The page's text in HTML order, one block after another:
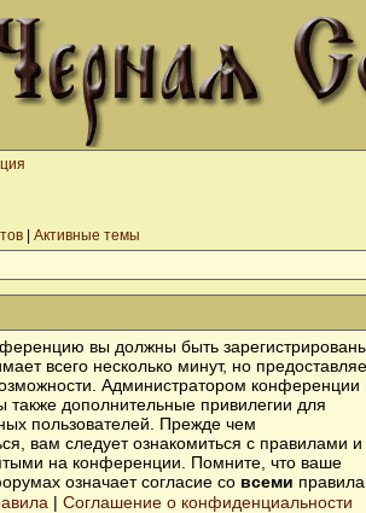
Активные темы
вы должны быть
всего несколько минут, но
Администратором конференции
также дополнительные привилегии для
пользователей. Прежде чем
вам следует ознакомиться с правилами и
на конференции. Помните, что ваше
означает согласие со всеми
| Соглашение о конфиденциальности